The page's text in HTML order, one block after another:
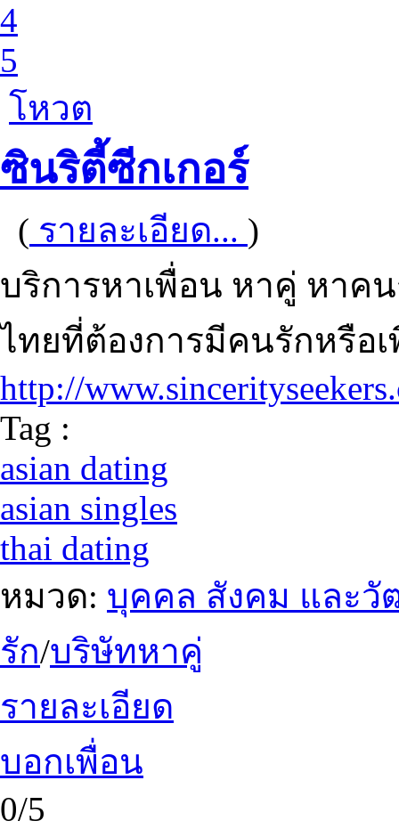
4
5
โหวต
ซินริตี้ซีกเกอร์
( รายละเอียด... )
บริการหาเพื่อน หาคู่ หาค
ไทยที่ต้องการมีคนรักหรือ
http://
Tag :
asian dating
asian singles
thai dating
หมวด: บุคคล สังคม และวั
รัก/บริษัทหาคู่
รายละเอียด
บอกเพื่อน
0/5